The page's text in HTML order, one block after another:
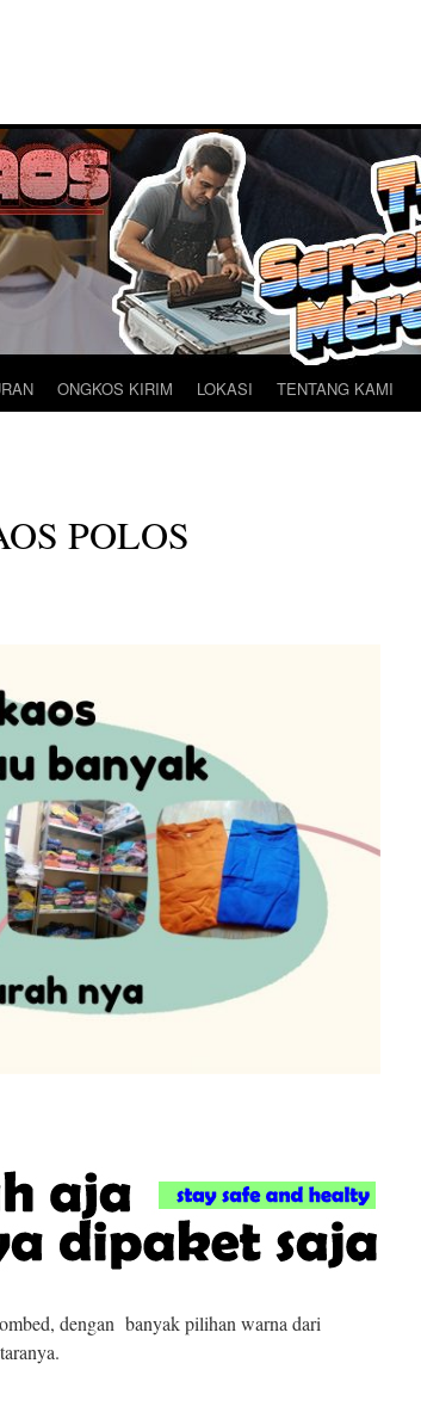
ONGKOS KIRIM LOKASI TENTANG KAMI
POLOS
dengan banyak pilihan warna dari